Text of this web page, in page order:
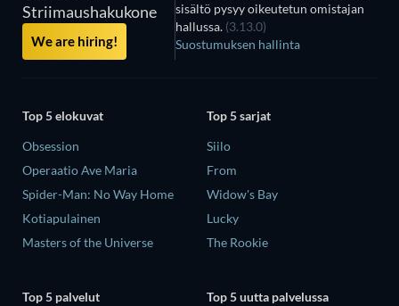
Striimaushakukone
We are hiring!
sisältö pysyy oikeutetun omistajan
hallussa. (3.13.0)
Suostumuksen hallinta
Top 5 elokuvat
Obsession
Operaatio Ave Maria
Spider-Man: No Way Home
Kotiapulainen
Masters of the Universe
Top 5 sarjat
Siilo
From
Widow's Bay
Lucky
The Rookie
Top 5 palvelut
Top 5 uutta palvelussa